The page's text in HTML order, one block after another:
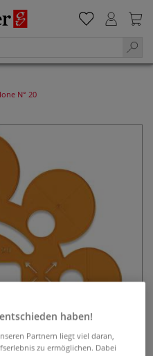
N° 20
haben!
Partnern liegt viel daran,
zu ermöglichen. Dabei